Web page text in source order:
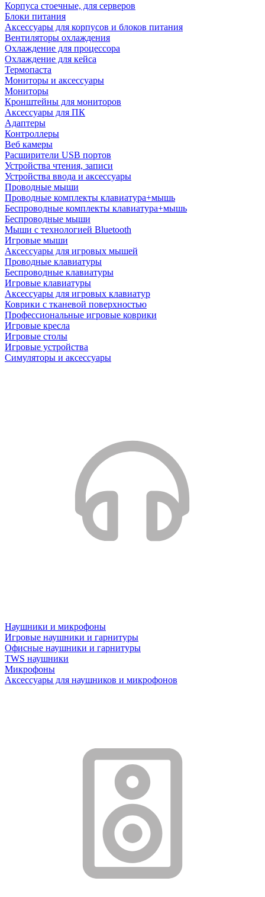
Корпуса стоечные, для серверов
Блоки питания
Аксессуары для корпусов и блоков питания
Вентиляторы охлаждения
Охлаждение для процессора
Охлаждение для кейса
Термопаста
Мониторы и аксессуары
Мониторы
Кронштейны для мониторов
Аксессуары для ПК
Адаптеры
Контроллеры
Веб камеры
Расширители USB портов
Устройства чтения, записи
Устройства ввода и аксессуары
Проводные мыши
Проводные комплекты клавиатура+мышь
Беспроводные комплекты клавиатура+мышь
Беспроводные мыши
Мыши с технологией Bluetooth
Игровые мыши
Аксессуары для игровых мышей
Проводные клавиатуры
Беспроводные клавиатуры
Игровые клавиатуры
Аксессуары для игровых клавиатур
Коврики с тканевой поверхностью
Профессиональные игровые коврики
Игровые кресла
Игровые столы
Игровые устройства
Симуляторы и аксессуары
Наушники и микрофоны
Игровые наушники и гарнитуры
Офисные наушники и гарнитуры
TWS наушники
Микрофоны
Аксессуары для наушников и микрофонов